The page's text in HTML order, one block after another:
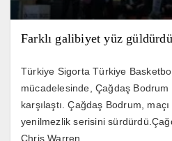
Farklı galibiyet yüz güldürdü
Türkiye Sigorta Türkiye
mücadelesinde, Çağdaş
karşılaştı. Çağdaş Bodrum,
yenilmezlik serisini
Chris Warren...